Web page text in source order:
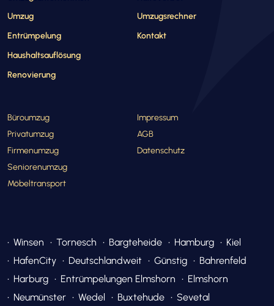
Umzug
Entrümpelung
Haushaltsauflösung
Renovierung
Umzugsrechner
Kontakt
Büroumzug
Privatumzug
Firmenumzug
Seniorenumzug
Möbeltransport
Impressum
AGB
Datenschutz
Winsen Tornesch Bargteheide Hamburg
Kiel
HafenCity
Deutschlandweit Günstig
Bahrenfeld
Harburg
Entrümpelungen Elmshorn
Elmshorn
Neumünster
Wedel Buxtehude Sevetal